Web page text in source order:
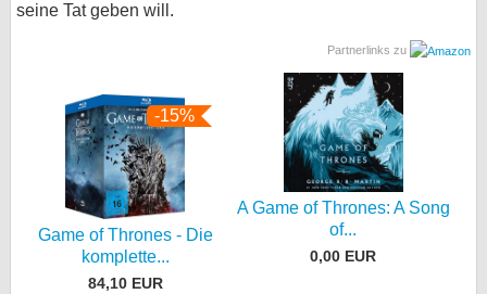
seine Tat geben will.
Partnerlinks zu
-15%
Game of Thrones - Die
komplette...
84,10 EUR
A Game of Thrones: A Song
of...
0,00 EUR